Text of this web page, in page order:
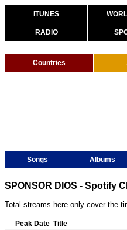
ITUNES
RADIO
Countries
Songs Albums
SPONSOR DIOS - Spotify
Total streams here only cover the
Peak Date Title